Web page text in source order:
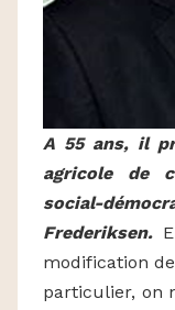
A 55 ans, il
agricole de
social-
Frederiksen.
modification
particulier, on